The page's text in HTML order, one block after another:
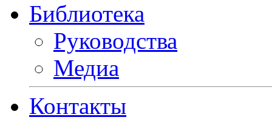
Библиотека
Руководства
Медиа
Контакты